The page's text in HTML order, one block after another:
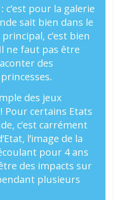
c’est pour la galerie
sait bien dans le
c’est bien
ne faut pas être
des
des jeux
Pour certains Etats
c’est carrément
l’image de la
pour 4 ans
des impacts sur
plusieurs